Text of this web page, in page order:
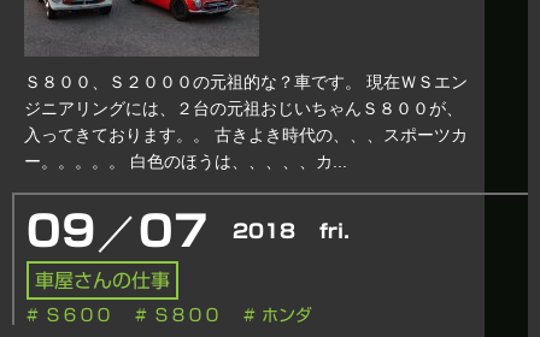
Ｓ８００、Ｓ２０００の元祖的な？車です。 現在ＷＳエン
ジニアリングには、２台の元祖おじいちゃんＳ８００が、
入ってきております。。 古きよき時代の、、、スポーツカ
ー。。。。。 白色のほうは、、、、、カ...
09 ／07 2018 fri.
車屋さんの仕事
# Ｓ６００ # Ｓ８００ # ホンダ